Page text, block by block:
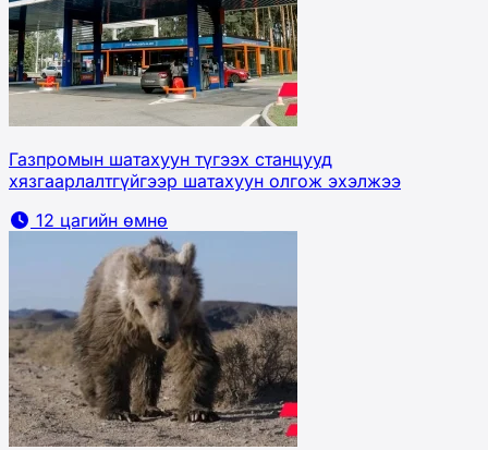
Газпромын шатахуун түгээх станцууд
хязгаарлалтгүйгээр шатахуун олгож эхэлжээ
12 цагийн өмнө